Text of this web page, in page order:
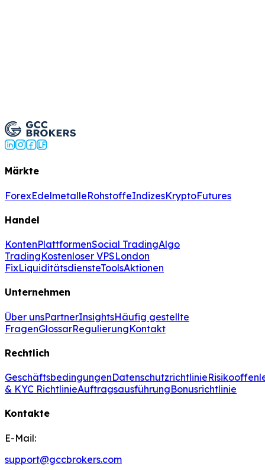
Märkte
ForexEdelmetalleRohstoffeIndizesKryptoFutures
Handel
KontenPlattformenSocial TradingAlgo
TradingKostenloser VPSLondon
FixLiquiditätsdiensteToolsAktionen
Unternehmen
Über unsPartnerInsightsHäufig gestellte
FragenGlossarRegulierungKontakt
Rechtlich
GeschäftsbedingungenDatenschutzrichtlinie
& KYC RichtlinieAuftragsausführungBonusrichtlinie
Kontakte
E-Mail:
support@gccbrokers.com